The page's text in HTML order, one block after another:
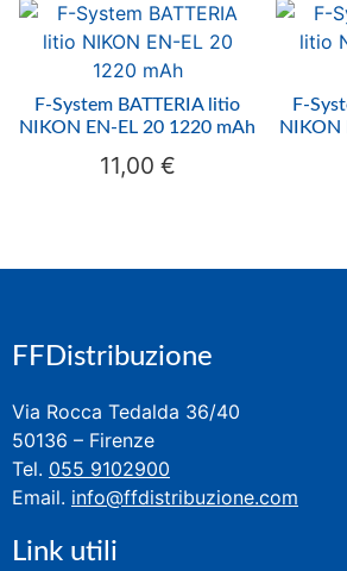
F-System BATTERIA litio
NIKON EN-EL 20 1220 mAh
11,00 €
F-
NIKON
FFDistribuzione
Via Rocca Tedalda 36/40
50136 – Firenze
Tel. 055 9102900
Email. info@ffdistribuzione.com
Link utili